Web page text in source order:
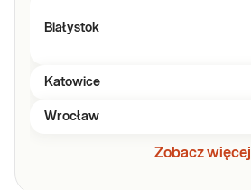
Białystok
Katowice
Wrocław
Zobacz więcej